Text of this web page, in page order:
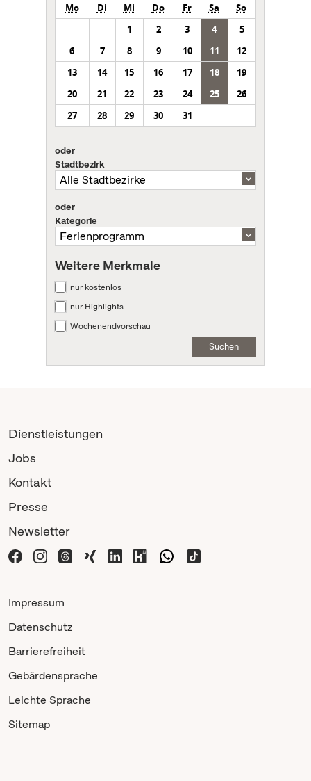
Mo Di Mi Do Fr Sa
So
1
2 3 4
5
6
7 8 9 10 11
12
13
14 15 16 17 18
19
20
21 22 23 24 25
26
27
28 29 30 31
oder
Stadtbezirk
oder
Kategorie
Weitere Merkmale
nur kostenlos
nur Highlights
Wochenendvorschau
Suchen
Dienstleistungen
Jobs
Kontakt
Presse
Newsletter
Impressum
Datenschutz
Barrierefreiheit
Gebärdensprache
Leichte Sprache
Sitemap